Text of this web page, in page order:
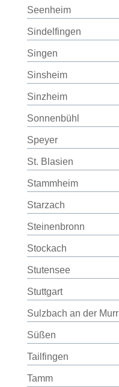
Seenheim
Sindelfingen
Singen
Sinsheim
Sinzheim
Sonnenbühl
Speyer
St. Blasien
Stammheim
Starzach
Steinenbronn
Stockach
Stutensee
Stuttgart
Sulzbach an der Murr
Süßen
Tailfingen
Tamm